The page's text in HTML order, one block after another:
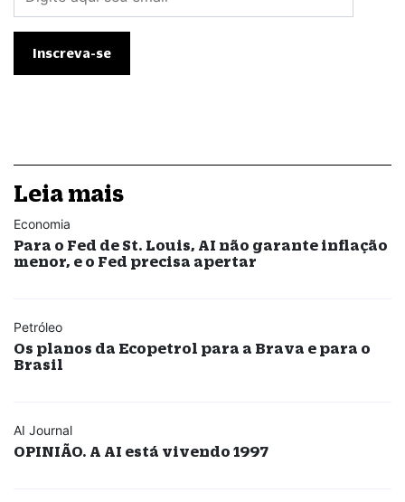
Leia mais
Economia
Para o Fed de St. Louis, AI não garante inflação
menor, e o Fed precisa apertar
Petróleo
Os planos da Ecopetrol para a Brava e para o
Brasil
AI Journal
OPINIÃO. A AI está vivendo 1997